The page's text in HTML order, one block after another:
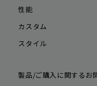
性能
カスタム
スタイル
製品/ご購入に関するお